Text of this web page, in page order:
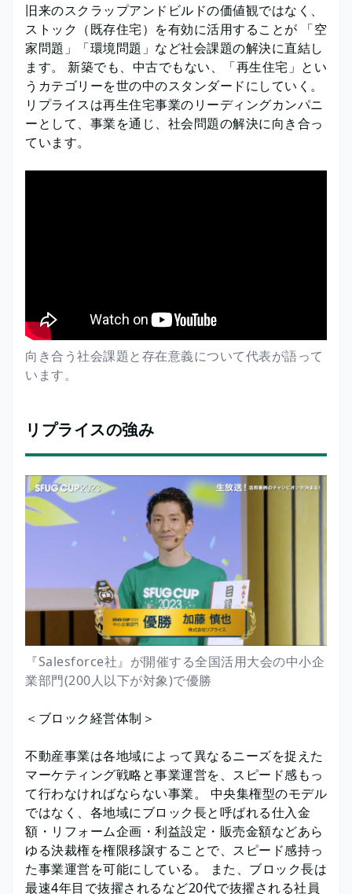
旧来のスクラップアンドビルドの価値観ではなく、
ストック（既存住宅）を有効に活用することが 「空
家問題」「環境問題」など社会課題の解決に直結し
ます。 新築でも、中古でもない、「再生住宅」とい
うカテゴリーを世の中のスタンダードにしていく。
リプライスは再生住宅事業のリーディングカンパニ
ーとして、事業を通じ、社会問題の解決に向き合っ
ています。
向き合う社会課題と存在意義について代表が語って
います。
リプライスの強み
『Salesforce社』が開催する全国活用大会の中小企
業部門(200人以下が対象)で優勝
＜ブロック経営体制＞
不動産事業は各地域によって異なるニーズを捉えた
マーケティング戦略と事業運営を、スピード感もっ
て行わなければならない事業。 中央集権型のモデル
ではなく、各地域にブロック長と呼ばれる仕入金
額・リフォーム企画・利益設定・販売金額などあら
ゆる決裁権を権限移譲することで、スピード感持っ
た事業運営を可能にしている。 また、ブロック長は
最速4年目で抜擢されるなど20代で抜擢される社員